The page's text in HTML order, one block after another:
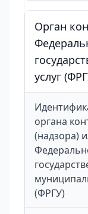
Орган
услуг
органа
(надзора)
(ФРГУ)